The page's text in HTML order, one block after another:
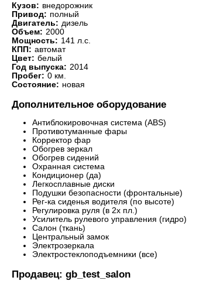
Кузов: внедорожник
Привод: полный
Двигатель: дизель
Объем: 2000
Мощность: 141 л.с.
КПП: автомат
Цвет: белый
Год выпуска: 2014
Пробег: 0 км.
Состояние: новая
Дополнительное оборудование
Антиблокировочная система (ABS)
Противотуманные фары
Корректор фар
Обогрев зеркал
Обогрев сидений
Охранная система
Кондиционер (да)
Легкосплавные диски
Подушки безопасности (фронтальные)
Рег-ка сиденья водителя (по высоте)
Регулировка руля (в 2х пл.)
Усилитель рулевого управления (гидро)
Салон (ткань)
Центральный замок
Электрозеркала
Электростеклоподъемники (все)
Продавец: gb_test_salon